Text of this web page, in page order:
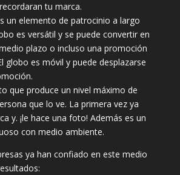
tu marca.
un elemento de patrocinio a largo
es versátil y se puede convertir en
plazo o incluso una promoción
globo es móvil y puede desplazarse
que produce un nivel máximo de
que lo ve. La primera vez ya
y. ¡le hace una foto! Además es un
con medio ambiente.
ya han confiado en este medio